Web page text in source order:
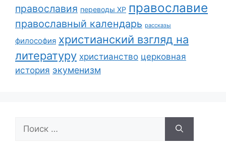
православия переводы ХР православие
православный календарь рассказы
философия христианский взгляд на
литературу христианство церковная
история экуменизм